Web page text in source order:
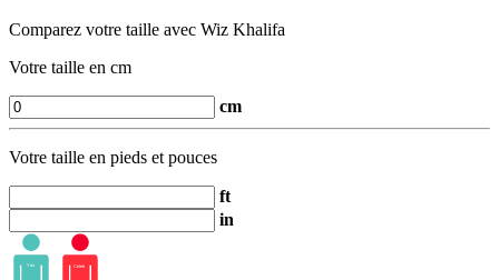
Comparez votre taille avec Wiz Khalifa
Votre taille en cm
cm
Votre taille en pieds et pouces
ft
in